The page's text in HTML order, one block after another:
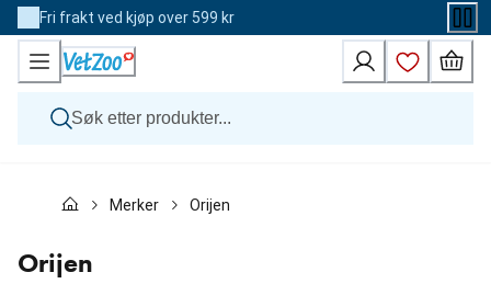
Skip
to
Content
Fri frakt ved kjøp over 599 kr
Katt
Andre dyr
Merker
Merker Orijen
Orijen